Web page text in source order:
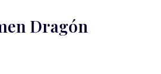
Dragón